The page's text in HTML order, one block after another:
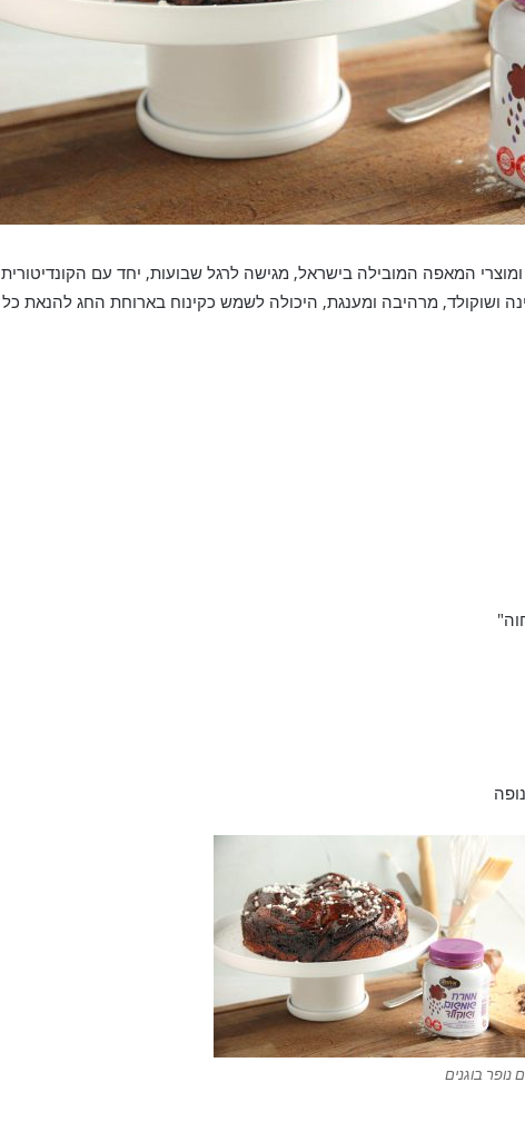
המאפה המובילה בישראל, מגישה לרגל שבועות, יחד עם הקונדיטורית
ושוקולד, מרהיבה ומענגת, היכולה לשמש כקינוח בארוחת החג להנאת כל
נופר בוגנים